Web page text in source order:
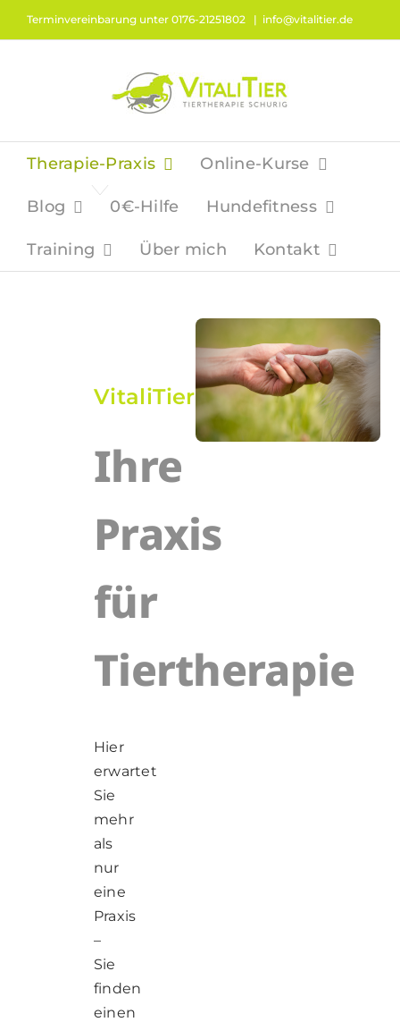
Terminvereinbarung unter 0176-21251802 | info@vitalitier.de
Therapie-Praxis Online-Kurse
Blog 0€-Hilfe Hundefitness
Training Über mich Kontakt
VitaliTier
Ihre
Praxis
für
Tiertherapie
Hier
erwartet
Sie
mehr
als
nur
eine
Praxis
–
Sie
finden
einen